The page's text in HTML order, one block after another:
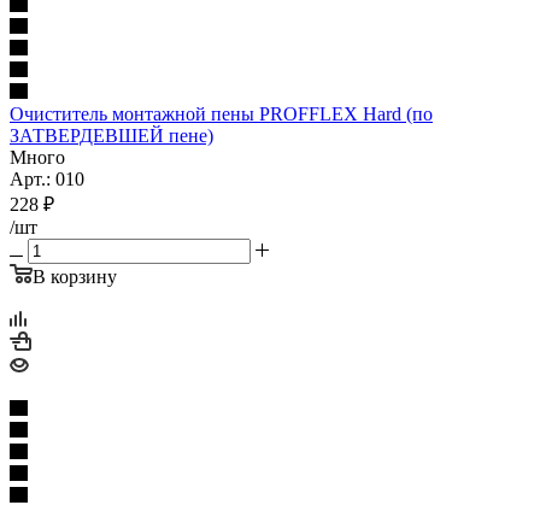
Очиститель монтажной пены PROFFLEX Hard (по
ЗАТВЕРДЕВШЕЙ пене)
Много
Арт.: 010
228 ₽
/шт
В корзину